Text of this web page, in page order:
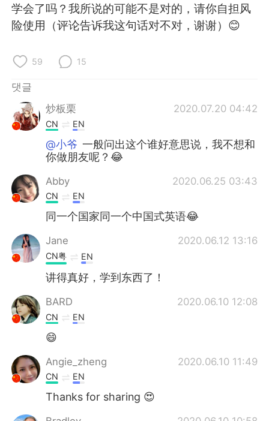
学会了吗？我所说的可能不是对的，请你自担风
险使用（评论告诉我这句话对不对，谢谢）😊
59 15
댓글
炒板栗
2020.07.20 04:42
CN EN
@小爷 一般问出这个谁好意思说，我不想和
你做朋友呢？😂
Abby 2020.06.25 03:43
CN EN
同一个国家同一个中国式英语😂
Jane 2020.06.12 13:16
CN粤 EN
讲得真好，学到东西了！
BARD 2020.06.10 12:08
CN EN
😄
Angie_zheng 2020.06.10 11:49
CN EN
Thanks for sharing 😍